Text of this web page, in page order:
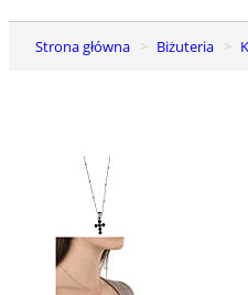
Strona główna Biżuteria